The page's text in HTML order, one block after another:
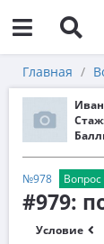
Главная
№978
#979:
Условие